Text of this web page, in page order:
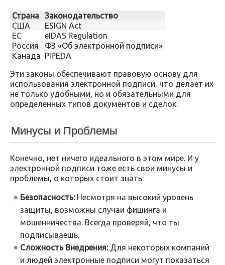
Страна
Законодательство
США
ESIGN Act
ЕС
eIDAS Regulation
Россия
ФЗ «Об электронной подписи»
Канада PIPEDA
Эти законы обеспечивают правовую основу для
использования электронной подписи, что делает их
не только удобными, но и обязательными для
определенных типов документов и сделок.
Минусы и Проблемы
Конечно, нет ничего идеального в этом мире. И у
электронной подписи тоже есть свои минусы и
проблемы, о которых стоит знать:
Безопасность:Несмотря на высокий уровень
защиты, возможны случаи фишинга и
мошенничества. Всегда проверяй, что ты
подписываешь.
Сложность Внедрения:Для некоторых компаний
и людей электронные подписи могут показаться